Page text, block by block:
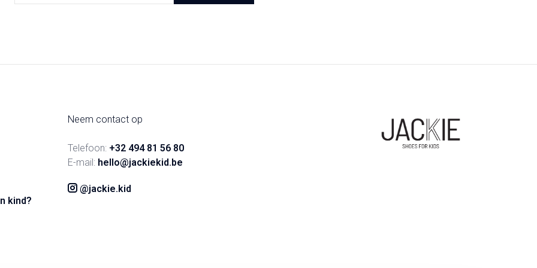
kind?
Neem contact op
Telefoon: +32 494 81 56 80
E-mail: hello@jackiekid.be
@jackie.kid